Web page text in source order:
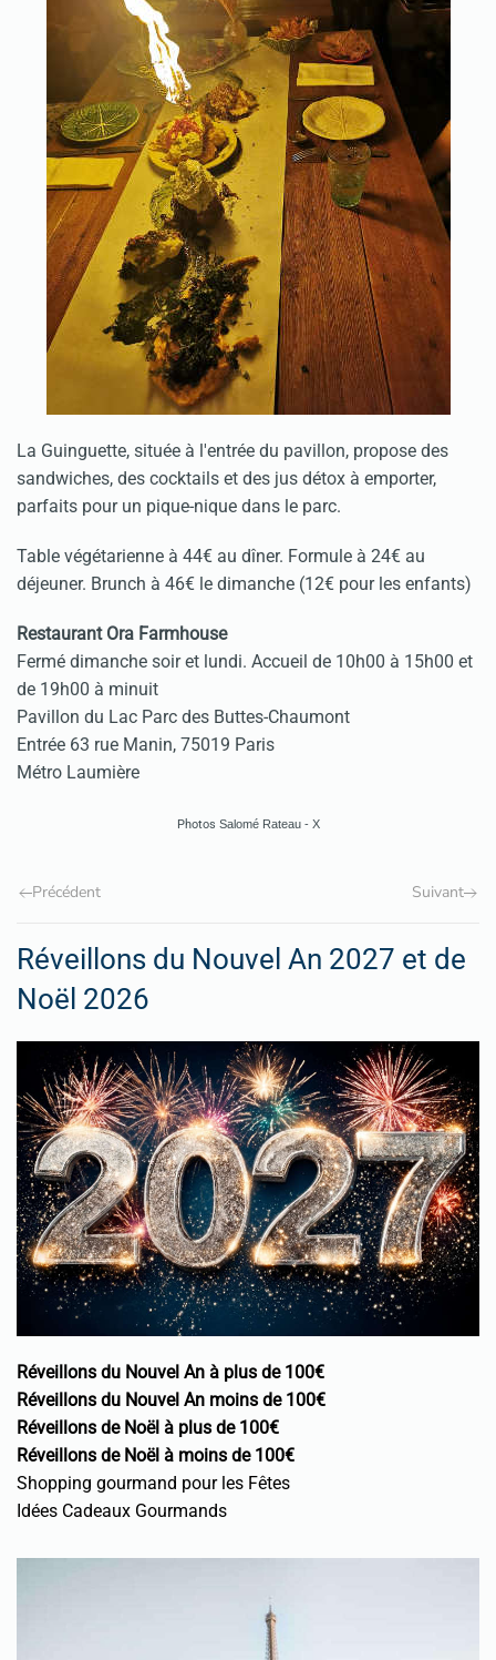
La Guinguette, située à l'entrée du pavillon, propose des
sandwiches, des cocktails et des jus détox à emporter,
parfaits pour un pique-nique dans le parc.
Table végétarienne à 44€ au dîner. Formule à 24€ au
déjeuner. Brunch à 46€ le dimanche (12€ pour les enfants)
Restaurant Ora Farmhouse
Fermé dimanche soir et lundi. Accueil de 10h00 à 15h00 et
de 19h00 à minuit
Pavillon du Lac Parc des Buttes-Chaumont
Entrée 63 rue Manin, 75019 Paris
Métro Laumière
Photos Salomé Rateau - X
Précédent Suivant
Réveillons du Nouvel An 2027 et de
Noël 2026
Réveillons du Nouvel An à plus de 100€
Réveillons du Nouvel An moins de 100€
Réveillons de Noël à plus de 100€
Réveillons de Noël à moins de 100€
Shopping gourmand pour les Fêtes
Idées Cadeaux Gourmands